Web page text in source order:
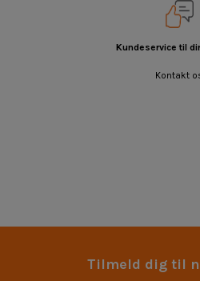
Kundeservice til
Kontakt
Tilmeld dig til